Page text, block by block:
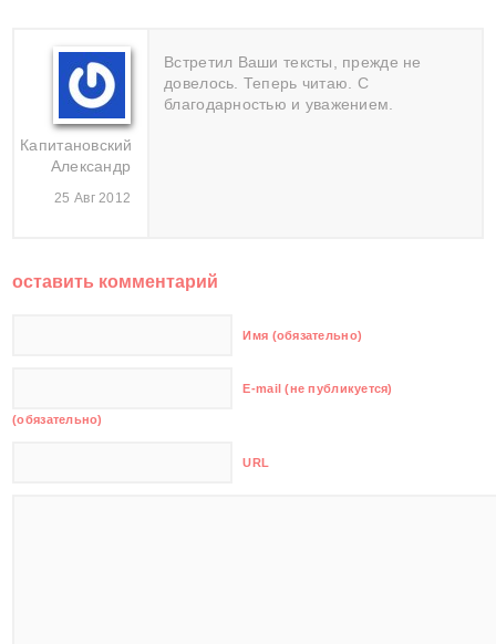
Капитановский
Александр
25 Авг 2012
Встретил Ваши тексты, прежде не
довелось. Теперь читаю. С
благодарностью и уважением.
оставить комментарий
Имя (обязательно)
E-mail (не публикуется)
(обязательно)
URL